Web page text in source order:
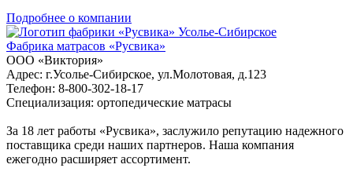
Подробнее о компании
Усолье-Сибирское
Фабрика матрасов «Русвика»
ООО «Виктория»
Адрес: г.Усолье-Сибирское, ул.Молотовая, д.123
Телефон: 8-800-302-18-17
Специализация: ортопедические матрасы
За 18 лет работы «Русвика», заслужило репутацию надежного
поставщика среди наших партнеров. Наша компания
ежегодно расширяет ассортимент.